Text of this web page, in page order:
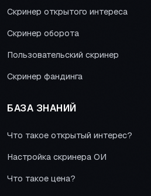
Скринер открытого интереса
Скринер оборота
Пользовательский скринер
Скринер фандинга
БАЗА ЗНАНИЙ
Что такое открытый интерес?
Настройка скринера ОИ
Что такое цена?